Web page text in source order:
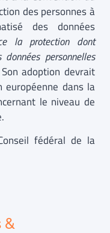
des personnes à
des données
la protection dont
personnelles
Son adoption devrait
européenne dans la
le niveau de
fédéral de la
&